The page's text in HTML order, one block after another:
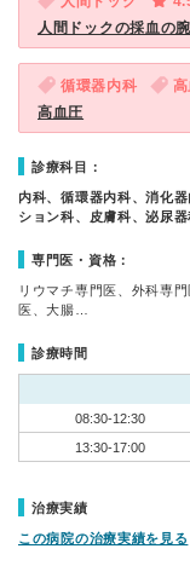
人間ドックの採血の
循環器内科
高血圧
診療科目：
内科、循環器内科、消化
ション科、皮膚科、泌尿
専門医・資格：
リウマチ専門医、外科専
医、大腸…
診療時間
08:30-12:30
13:30-17:00
治療実績
この病院の治療実績を見る